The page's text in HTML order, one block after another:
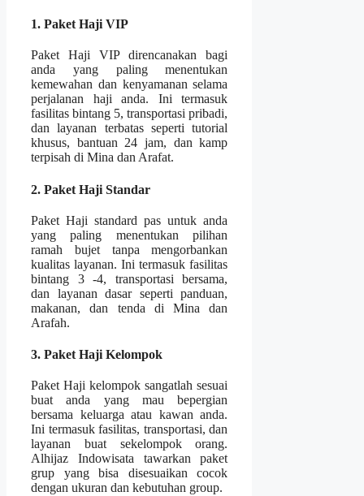
1. Paket Haji VIP
Paket Haji VIP direncanakan bagi
anda yang paling menentukan
kemewahan dan kenyamanan selama
perjalanan haji anda. Ini termasuk
fasilitas bintang 5, transportasi pribadi,
dan layanan terbatas seperti tutorial
khusus, bantuan 24 jam, dan kamp
terpisah di Mina dan Arafat.
2. Paket Haji Standar
Paket Haji standard pas untuk anda
yang paling menentukan pilihan
ramah bujet tanpa mengorbankan
kualitas layanan. Ini termasuk fasilitas
bintang 3 -4, transportasi bersama,
dan layanan dasar seperti panduan,
makanan, dan tenda di Mina dan
Arafah.
3. Paket Haji Kelompok
Paket Haji kelompok sangatlah sesuai
buat anda yang mau bepergian
bersama keluarga atau kawan anda.
Ini termasuk fasilitas, transportasi, dan
layanan buat sekelompok orang.
Alhijaz Indowisata tawarkan paket
grup yang bisa disesuaikan cocok
dengan ukuran dan kebutuhan group.